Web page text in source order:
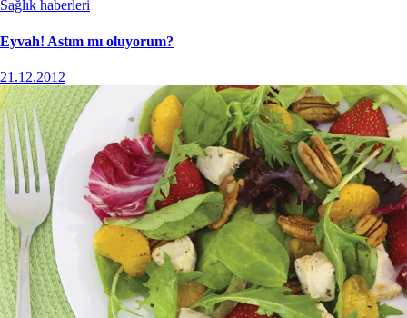
Sağlık haberleri
Eyvah! Astım mı oluyorum?
21.12.2012